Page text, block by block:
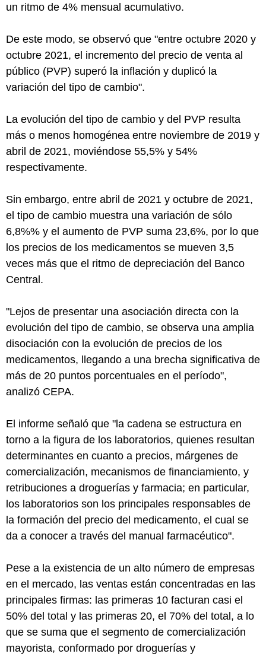
un ritmo de 4% mensual acumulativo.
De este modo, se observó que "entre octubre 2020 y
octubre 2021, el incremento del precio de venta al
público (PVP) superó la inflación y duplicó la
variación del tipo de cambio".
La evolución del tipo de cambio y del PVP resulta
más o menos homogénea entre noviembre de 2019 y
abril de 2021, moviéndose 55,5% y 54%
respectivamente.
Sin embargo, entre abril de 2021 y octubre de 2021,
el tipo de cambio muestra una variación de sólo
6,8%% y el aumento de PVP suma 23,6%, por lo que
los precios de los medicamentos se mueven 3,5
veces más que el ritmo de depreciación del Banco
Central.
"Lejos de presentar una asociación directa con la
evolución del tipo de cambio, se observa una amplia
disociación con la evolución de precios de los
medicamentos, llegando a una brecha significativa de
más de 20 puntos porcentuales en el período",
analizó CEPA.
El informe señaló que "la cadena se estructura en
torno a la figura de los laboratorios, quienes resultan
determinantes en cuanto a precios, márgenes de
comercialización, mecanismos de financiamiento, y
retribuciones a droguerías y farmacia; en particular,
los laboratorios son los principales responsables de
la formación del precio del medicamento, el cual se
da a conocer a través del manual farmacéutico".
Pese a la existencia de un alto número de empresas
en el mercado, las ventas están concentradas en las
principales firmas: las primeras 10 facturan casi el
50% del total y las primeras 20, el 70% del total, a lo
que se suma que el segmento de comercialización
mayorista, conformado por droguerías y